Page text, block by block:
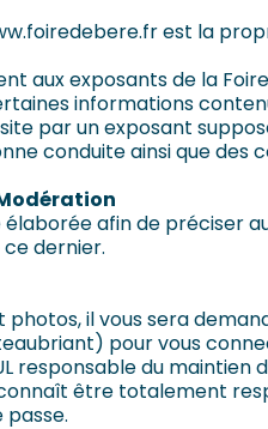
est la
aux exposants de la
informations
par un exposant
conduite ainsi que des
afin de préciser
dernier.
photos, il vous sera
pour vous
responsable du
être totalement